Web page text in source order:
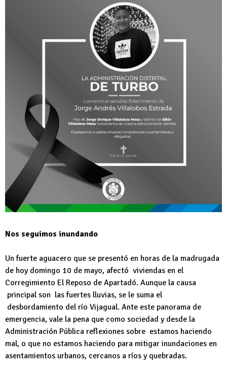
Nos seguimos inundando
Un fuerte aguacero que se presentó en horas de la madrugada
de hoy domingo 10 de mayo, afectó viviendas en el
Corregimiento El Reposo de Apartadó. Aunque la causa
principal son las fuertes lluvias, se le suma el
desbordamiento del río Vijagual. Ante este panorama de
emergencia, vale la pena que como sociedad y desde la
Administración Pública reflexiones sobre estamos haciendo
mal, o que no estamos haciendo para mitigar inundaciones en
asentamientos urbanos, cercanos a ríos y quebradas.